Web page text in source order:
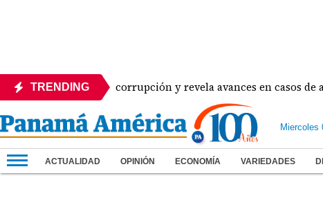
TRENDINGde corrupción y revela avances en casos de alto
Miercoles
ACTUALIDAD OPINIÓN ECONOMÍA VARIEDADES